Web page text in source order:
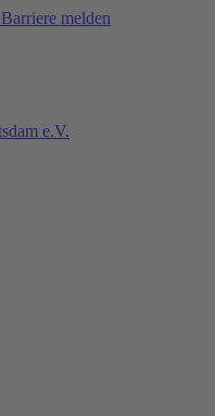
Barriere melden